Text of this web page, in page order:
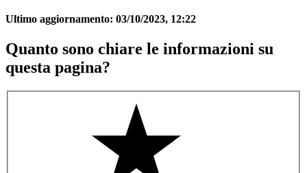
Ultimo aggiornamento: 03/10/2023, 12:22
Quanto sono chiare le informazioni su
questa pagina?